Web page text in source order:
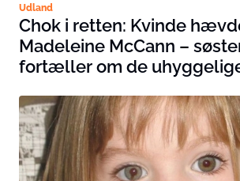
Udland
Chok i retten: Kvinde
Madeleine McCann –
fortæller om de